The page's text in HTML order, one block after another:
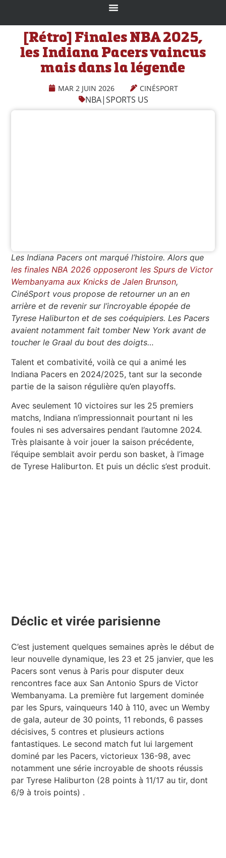
[Rétro] Finales NBA 2025,
les Indiana Pacers vaincus
mais dans la légende
MAR 2 JUIN 2026 CINÉSPORT
NBA|SPORTS US
Les Indiana Pacers ont marqué l’histoire. Alors que
les finales NBA 2026 opposeront les Spurs de Victor
Wembanyama aux Knicks de Jalen Brunson,
CinéSport vous propose de retourner un an en
arrière et de revenir sur l’incroyable épopée de
Tyrese Haliburton et de ses coéquipiers. Les Pacers
avaient notamment fait tomber New York avant de
toucher le Graal du bout des doigts…
Talent et combativité, voilà ce qui a animé les
Indiana Pacers en 2024/2025, tant sur la seconde
partie de la saison régulière qu’en playoffs.
Avec seulement 10 victoires sur les 25 premiers
matchs, Indiana n’impressionnait pourtant ni les
foules ni ses adversaires pendant l’automne 2024.
Très plaisante à voir jouer la saison précédente,
l’équipe semblait avoir perdu son basket, à l’image
de Tyrese Haliburton. Et puis un déclic s’est produit.
Déclic et virée parisienne
C’est justement quelques semaines après le début de
leur nouvelle dynamique, les 23 et 25 janvier, que les
Pacers sont venus à Paris pour disputer deux
rencontres face aux San Antonio Spurs de Victor
Wembanyama. La première fut largement dominée
par les Spurs, vainqueurs 140 à 110, avec un Wemby
de gala, auteur de 30 points, 11 rebonds, 6 passes
décisives, 5 contres et plusieurs actions
fantastiques. Le second match fut lui largement
dominé par les Pacers, victorieux 136-98, avec
notamment une série incroyable de shoots réussis
par Tyrese Haliburton (28 points à 11/17 au tir, dont
6/9 à trois points) .